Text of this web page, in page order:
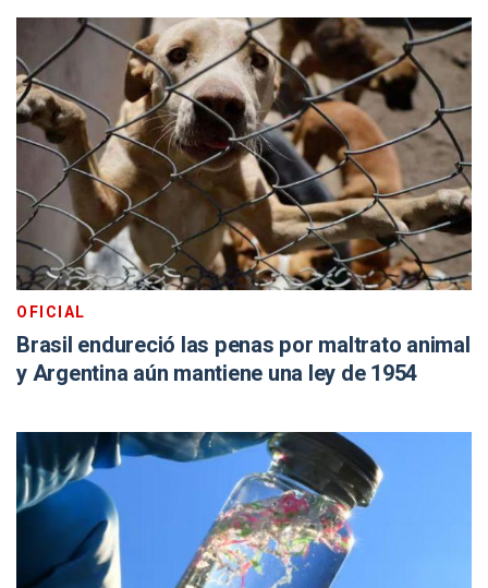
OFICIAL
Brasil endureció las penas por maltrato animal
y Argentina aún mantiene una ley de 1954